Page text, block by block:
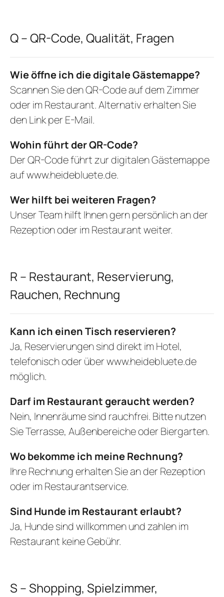
Q – QR-Code, Qualität, Fragen
Wie öffne ich die digitale Gästemappe?
Scannen Sie den QR-Code auf dem Zimmer
oder im Restaurant. Alternativ erhalten Sie
den Link per E-Mail.
Wohin führt der QR-Code?
Der QR-Code führt zur digitalen Gästemappe
aufwww.heidebluete.de.
Wer hilft bei weiteren Fragen?
Unser Team hilft Ihnen gern persönlich an der
Rezeption oder im Restaurant weiter.
R – Restaurant, Reservierung,
Rauchen, Rechnung
Kann ich einen Tisch reservieren?
Ja, Reservierungen sind direkt im Hotel,
telefonisch oder überwww.heidebluete.de
möglich.
Darf im Restaurant geraucht werden?
Nein, Innenräume sind rauchfrei. Bitte nutzen
Sie Terrasse, Außenbereiche oder Biergarten.
Wo bekomme ich meine Rechnung?
Ihre Rechnung erhalten Sie an der Rezeption
oder im Restaurantservice.
Sind Hunde im Restaurant erlaubt?
Ja, Hunde sind willkommen und zahlen im
Restaurant keine Gebühr.
S – Shopping, Spielzimmer,